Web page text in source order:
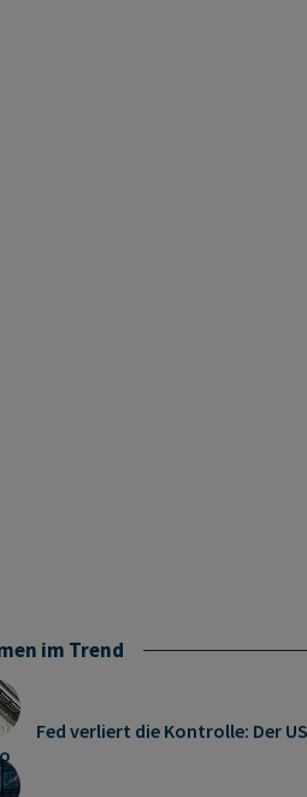
im Trend
Fed verliert die Kontrolle: Der